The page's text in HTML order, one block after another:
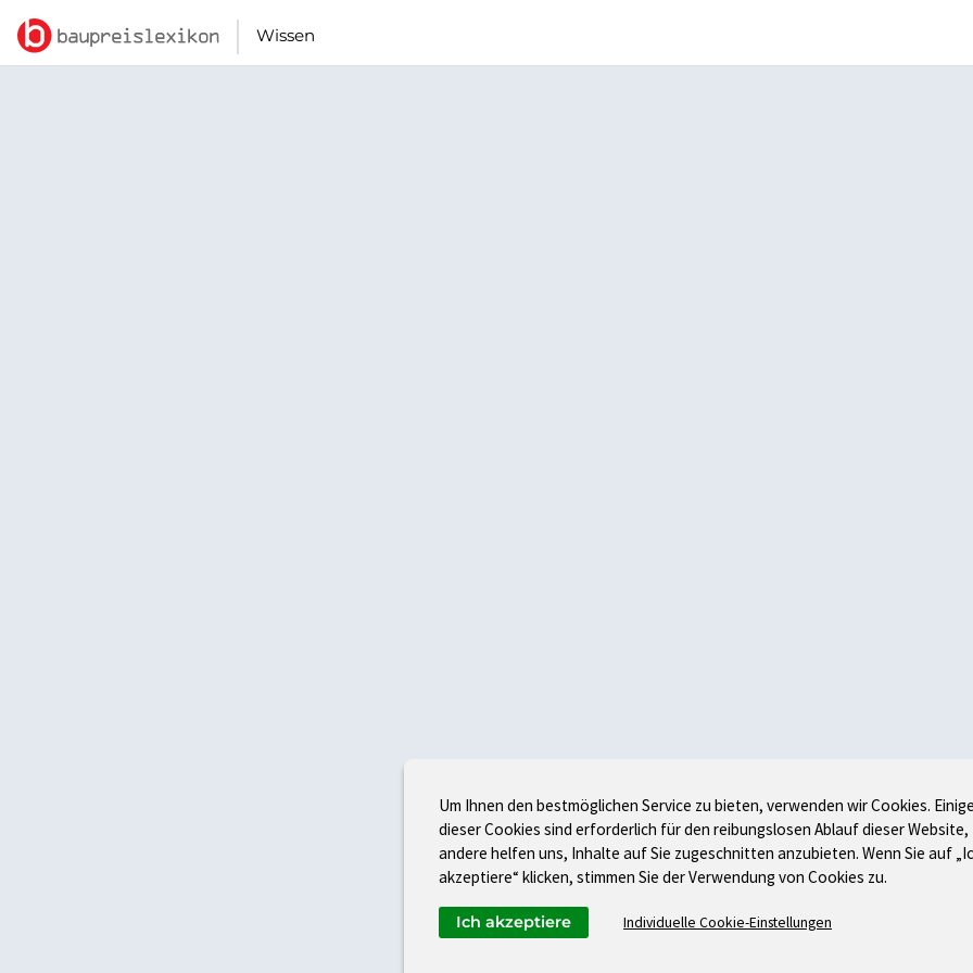
Wissen
Um Ihnen den bestmöglichen Service zu bieten, verwenden wir Cookies.
dieser Cookies sind erforderlich für den reibungslosen Ablauf dieser Website,
andere helfen uns, Inhalte auf Sie zugeschnitten anzubieten. Wenn Sie auf
akzeptiere“ klicken, stimmen Sie der Verwendung von Cookies zu.
Individuelle Cookie-Einstellungen
Ich akzeptiere